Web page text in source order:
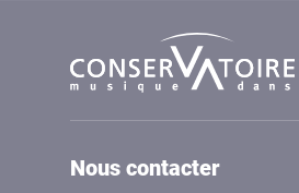
Nous contacter